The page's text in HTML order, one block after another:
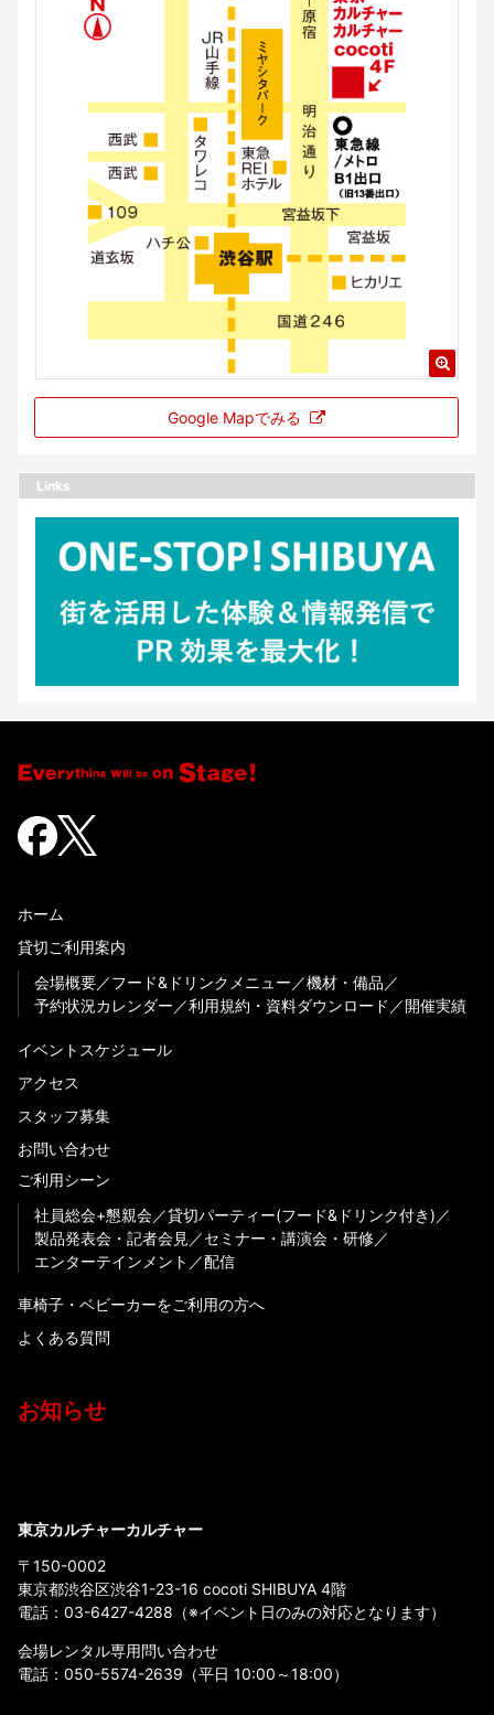
Google Mapでみる
Links
ホーム
貸切ご利用案内
会場概要
フード&ドリンクメニュー
機材・備品
予約状況カレンダー
利用規約・資料ダウンロード 開催実績
イベントスケジュール
アクセス
スタッフ募集
お問い合わせ
ご利用シーン
社員総会+懇親会
貸切パーティー(フード&ドリンク付き)
製品発表会・記者会見
セミナー・講演会・研修
エンターテインメント
配信
車椅子・ベビーカーをご利用の方へ
よくある質問
お知らせ
東京カルチャーカルチャー
〒150-0002
東京都渋谷区渋谷1-23-16 cocoti SHIBUYA 4階
電話： 03-6427-4288 （※イベント日のみの対応となります）
会場レンタル専用問い合わせ
電話： 050-5574-2639 （平日 10:00～18:00）